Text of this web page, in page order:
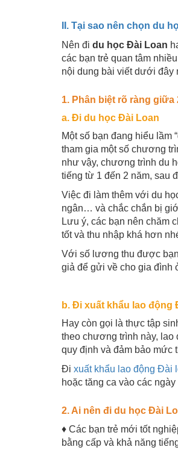
II. Tại sao nên chọn du
Nên đi du học Đài Loan
các bạn trẻ quan tâm
nội dung bài viết dưới đây
1. Phân biệt rõ ràng
a. Đi du học Đài Loan
Một số bạn đang hiểu lầm
tham gia một số chương
như vậy, chương trình du
tiếng từ 1 đến 2 năm, sau
Việc đi làm thêm với du
ngân… và chắc chắn bị
Lưu ý, các bạn nên chăm
tốt và thu nhập khá hơn
Với số lương thu được
giả để gửi về cho gia đình
b. Đi xuất khẩu lao động
Hay còn gọi là thực tập
theo chương trình này, lao
quy định và đảm bảo mức
Đi xuất khẩu lao động Đài
hoặc tăng ca vào các ngày
2. Ai nên đi du học Đài
♦ Các bạn trẻ mới tốt
bằng cấp và khả năng